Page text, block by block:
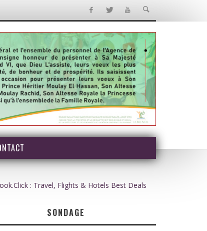
: Travel, Flights & Hotels Best Deals
SONDAGE